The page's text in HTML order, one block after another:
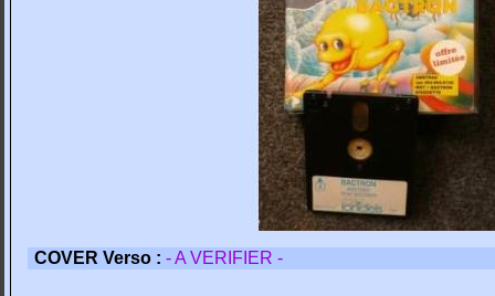
COVER Verso : - A VERIFIER -